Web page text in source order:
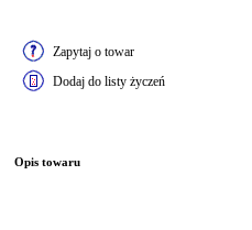
Zapytaj o towar
Dodaj do listy życzeń
Opis towaru